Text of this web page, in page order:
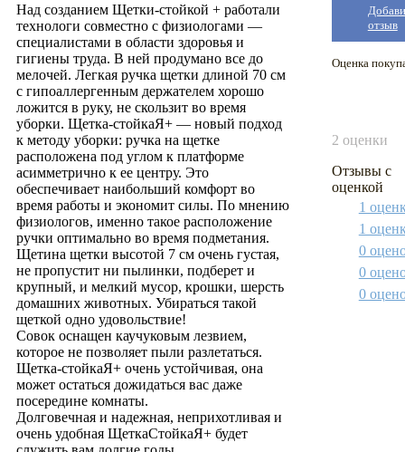
Над созданием Щетки-стойкой + работали
технологи совместно с физиологами —
специалистами в области здоровья и
гигиены труда. В ней продумано все до
мелочей. Легкая ручка щетки длиной 70 см
с гипоаллергенным держателем хорошо
ложится в руку, не скользит во время
уборки. Щетка-стойкаЯ+ — новый подход
к методу уборки: ручка на щетке
расположена под углом к платформе
асимметрично к ее центру. Это
обеспечивает наибольший комфорт во
время работы и экономит силы. По мнению
физиологов, именно такое расположение
ручки оптимально во время подметания.
Щетина щетки высотой 7 см очень густая,
не пропустит ни пылинки, подберет и
крупный, и мелкий мусор, крошки, шерсть
домашних животных. Убираться такой
щеткой одно удовольствие!
Совок оснащен каучуковым лезвием,
которое не позволяет пыли разлетаться.
Щетка-стойкаЯ+ очень устойчивая, она
может остаться дожидаться вас даже
посередине комнаты.
Долговечная и надежная, неприхотливая и
очень удобная ЩеткаСтойкаЯ+ будет
отзыв
Оценка
2 оценки
Отзывы с
оценкой
1
1
0
0
0